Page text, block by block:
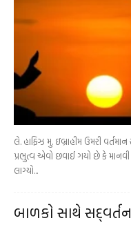
લે. હાફિઝ મુ. ઇબ્રાહીમ ઉમરી
પ્રભુત્વ એવો છવાઈ ગયો છે કે માનવી
લાગ્યો...
બાળકો સાથે સદ્‌વર્તન